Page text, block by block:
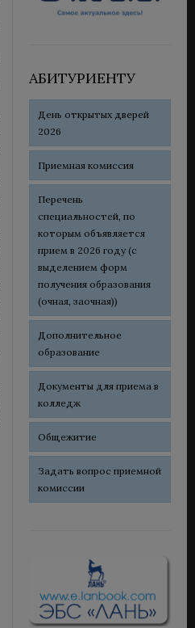
АБИТУРИЕНТУ
День открытых дверей
2026
Приемная комиссия
Перечень
специальностей, по
которым объявляется
прием в 2026 году (с
выделением форм
получения образования
(очная, заочная))
Дополнительное
образование
Документы для приема в
колледж
Общежитие
Задать вопрос приемной
комиссии